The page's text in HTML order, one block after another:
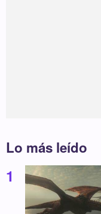
Lo más leído